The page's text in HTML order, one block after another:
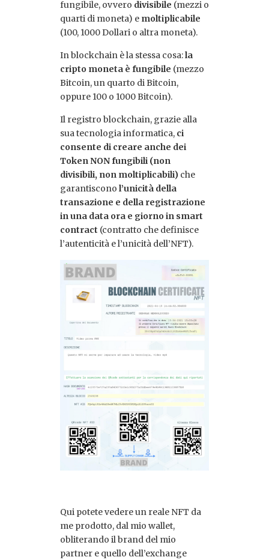
fungibile, ovvero divisibile (mezzi o
quarti di moneta) e moltiplicabile
(100, 1000 Dollari o altra moneta).
In blockchain è la stessa cosa:la
cripto moneta è fungibile (mezzo
Bitcoin, un quarto di Bitcoin,
oppure 100 o 1000 Bitcoin).
Il registro blockchain, grazie alla
sua tecnologia informatica, ci
consente di creare anche dei
Token NON fungibili (non
divisibili, non moltiplicabili) che
garantiscono l’unicità della
transazione e della registrazione
in una data ora e giorno in smart
contract (contratto che definisce
l’autenticità e l’unicità dell’NFT).
Qui potete vedere un reale NFT da
me prodotto, dal mio wallet,
obliterando il brand del mio
partner e quello dell’exchange